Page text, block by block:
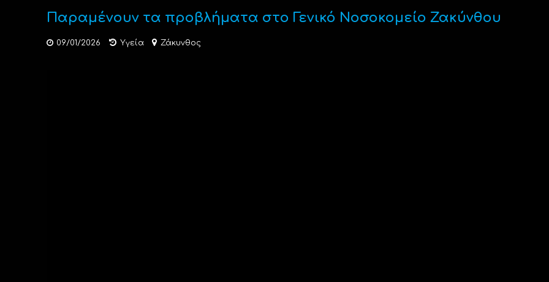
Παραμένουν τα προβλήματα στο Γενικό Νοσοκομείο Ζακύνθου
09/01/2026 Υγεία Ζάκυνθος